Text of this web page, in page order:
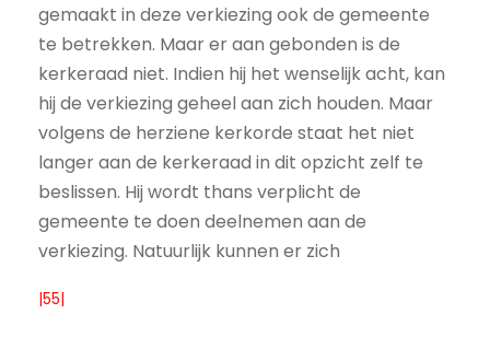
gemaakt in deze verkiezing ook de gemeente
te betrekken. Maar er aan gebonden is de
kerkeraad niet. Indien hij het wenselijk acht, kan
hij de verkiezing geheel aan zich houden. Maar
volgens de herziene kerkorde staat het niet
langer aan de kerkeraad in dit opzicht zelf te
beslissen. Hij wordt thans verplicht de
gemeente te doen deelnemen aan de
verkiezing. Natuurlijk kunnen er zich
|55|